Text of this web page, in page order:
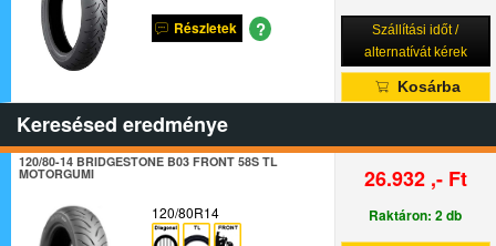
Részletek ?
Szállítási időt /
alternatívát kérek
Kosárba
Keresésed eredménye
120/80-14 BRIDGESTONE B03 FRONT 58S TL
MOTORGUMI
120/80R14
26.932 ,- Ft
Raktáron: 2 db